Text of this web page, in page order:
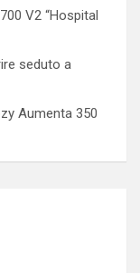
V2 “Hospital
seduto a
Aumenta 350